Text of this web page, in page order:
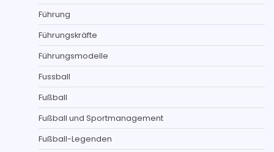
Führung
Führungskräfte
Führungsmodelle
Fussball
Fußball
Fußball und Sportmanagement
Fußball-Legenden